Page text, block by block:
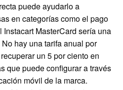
puede ayudarlo a
en categorías como el pago
MasterCard sería una
hay una tarifa anual por
un 5 por ciento en
que puede configurar a través
móvil de la marca.